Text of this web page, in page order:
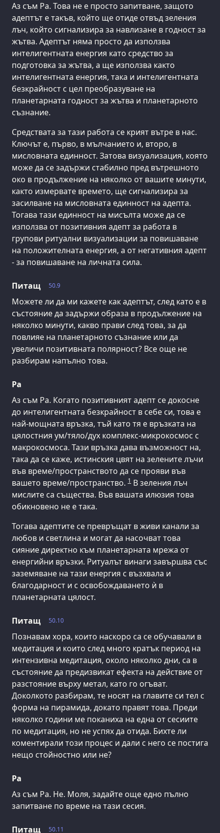
Аз съм Ра. Това не е просто запитване, защото
адептът е такъв, който ще отиде отвъд зеления
лъч, който сигнализира за навлизане в годност за
жътва. Адептът няма просто да използва
интелигентната енергия като средство за
подготовка за жътва, а ще използва както
интелигентната енергия, така и интелигентната
безкрайност с цел преобразуване на
планетарната годност за жътва и планетарното
съзнание.
Средствата за тази работа се крият вътре в нас.
Ключът е, първо, в мълчанието и, второ, в
мисловната единност. Затова визуализация, която
може да се задържи стабилно пред вътрешното
око в продължение на няколко от вашите минути,
както измервате времето, ще сигнализира за
засилване на мисловната единност на адепта.
Тогава тази единност на мисълта може да се
използва от позитивния адепт за работа в
групови ритуални визуализации за повишаване
на положителната енергия, а от негативния адепт
- за повишаване на личната сила.
50.9
Питащ
Можете ли да ми кажете как адептът, след като е в
състояние да задържи образа в продължение на
няколко минути, какво прави след това, за да
повлияе на планетарното съзнание или да
увеличи позитивната полярност? Все още не
разбирам напълно това.
Ра
Аз съм Ра. Когато позитивният адепт се докосне
до интелигентната безкрайност в себе си, това е
най-мощната връзка, тъй като тя е връзката на
цялостния ум/тяло/дух комплекс-микрокосмос с
макрокосмоса. Тази връзка дава възможност на,
така да се каже, истинския цвят на зелените лъчи
във време/пространството да се прояви във
вашето време/пространство. 1 В зеления лъч
мислите са същества. Във вашата илюзия това
обикновено не е така.
Тогава адептите се превръщат в живи канали за
любов и светлина и могат да насочват това
сияние директно към планетарната мрежа от
енергийни връзки. Ритуалът винаги завършва със
заземяване на тази енергия с възхвала и
благодарност и с освобождаването ѝ в
планетарната цялост.
50.10
Питащ
Познавам хора, които наскоро са се обучавали в
медитация и които след много кратък период на
интензивна медитация, около няколко дни, са в
състояние да предизвикат ефекта на действие от
разстояние върху метал, като го огъват.
Доколкото разбирам, те носят на главите си тел с
форма на пирамида, докато правят това. Преди
няколко години ме поканиха на една от сесиите
по медитация, но не успях да отида. Бихте ли
коментирали този процес и дали с него се постига
нещо стойностно или не?
Ра
Аз съм Ра. Не. Моля, задайте още едно пълно
запитване по време на тази сесия.
50.11
Питащ